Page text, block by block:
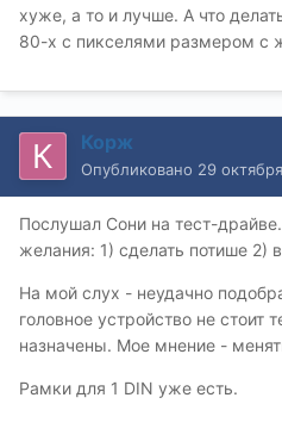
хуже, а то и лучше. А что
80-х с пикселями размером с
Корж
Опубликовано 29
Послушал Сони на тест-
желания: 1) сделать потише 2)
На мой слух - неудачно
головное устройство не стоит
назначены. Мое мнение -
Рамки для 1 DIN уже есть.